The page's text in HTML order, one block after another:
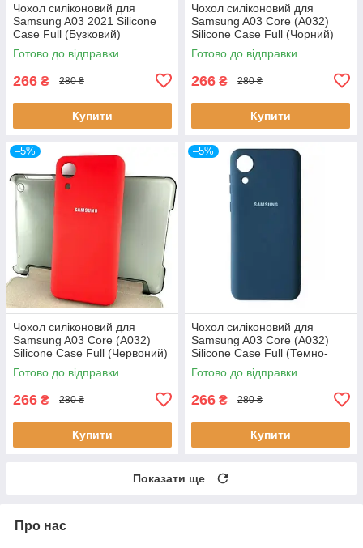
Чохол силіконовий для
Samsung A03 2021 Silicone
Case Full (Бузковий)
Готово до відправки
266 ₴ 280 ₴
Купити
Чохол силіконовий для
Samsung A03 Core (A032)
Silicone Case Full (Чорний)
Готово до відправки
266 ₴ 280 ₴
Купити
–5%
Чохол силіконовий для
Samsung A03 Core (A032)
Silicone Case Full (Червоний)
Готово до відправки
266 ₴ 280 ₴
Купити
–5%
Чохол силіконовий для
Samsung A03 Core (A032)
Silicone Case Full (Темно-
синій)
Готово до відправки
266 ₴ 280 ₴
Купити
Показати ще
Про нас